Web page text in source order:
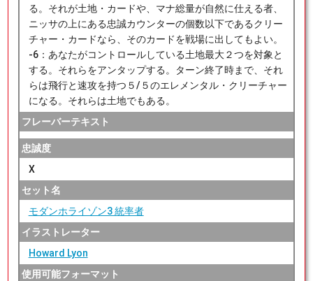
る。それが土地・カードや、マナ総量が自然に仕える者、
ニッサの上にある忠誠カウンターの個数以下であるクリー
チャー・カードなら、そのカードを戦場に出してもよい。
-6：あなたがコントロールしている土地最大２つを対象と
する。それらをアンタップする。ターン終了時まで、それ
らは飛行と速攻を持つ５/５のエレメンタル・クリーチャー
になる。それらは土地でもある。
フレーバーテキスト
忠誠度
X
セット名
モダンホライゾン3 統率者
イラストレーター
Howard Lyon
使用可能フォーマット